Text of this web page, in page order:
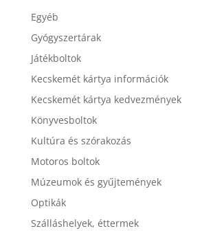
Egyéb
Gyógyszertárak
Játékboltok
Kecskemét kártya információk
Kecskemét kártya kedvezmények
Könyvesboltok
Kultúra és szórakozás
Motoros boltok
Múzeumok és gyűjtemények
Optikák
Szálláshelyek, éttermek